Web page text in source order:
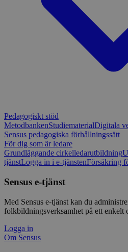
Pedagogiskt stöd
MetodbankenStudiematerialDigitala
Sensus pedagogiska förhållningssätt
För dig som är ledare
Grundläggande cirkelledarutbildning
tjänstLogga in i e-tjänstenFörsäkring
Sensus e-tjänst
Med Sensus e-tjänst kan du
folkbildningsverksamhet på ett enkelt
Logga in
Om Sensus